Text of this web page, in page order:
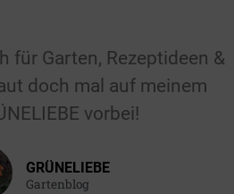
Feiern
für die Hochzeit, den
die Taufe oder einen
klicken
für Garten, Rezeptideen &
doch mal auf meinem
vorbei!
GRÜNELIEBE
Gartenblog